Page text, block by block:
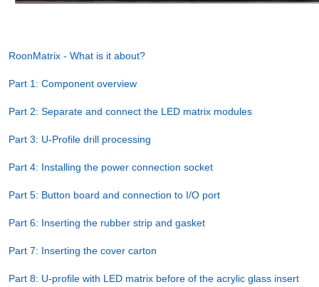
RoonMatrix - What is it about?
Part 1: Component overview
Part 2: Separate and connect the LED matrix modules
Part 3: U-Profile drill processing
Part 4: Installing the power connection socket
Part 5: Button board and connection to I/O port
Part 6: Inserting the rubber strip and gasket
Part 7: Inserting the cover carton
Part 8: U-profile with LED matrix before of the acrylic glass insert